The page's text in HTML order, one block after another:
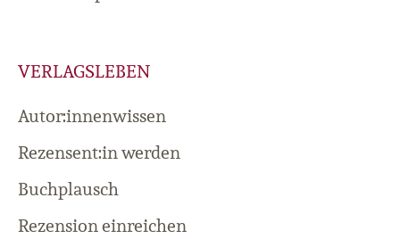
VERLAGSLEBEN
Autor:innenwissen
Rezensent:in werden
Buchplausch
Rezension einreichen